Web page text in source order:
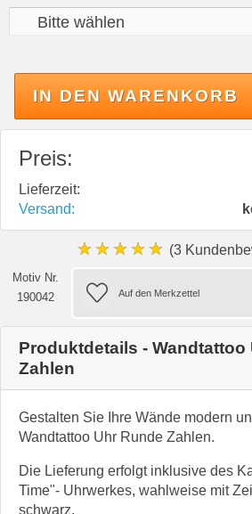
IN DEN WARENKORB
Preis:
Lieferzeit:
Versand:
★★★★★ (3
Motiv Nr.
190042
Produktdetails - Wandtattoo
Zahlen
Gestalten Sie Ihre Wände modern
Wandtattoo Uhr Runde Zahlen.
Die Lieferung erfolgt inklusive des
Time"- Uhrwerkes, wahlweise mit
schwarz.